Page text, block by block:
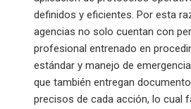
definidos y eficientes. Por esta
agencias no solo cuentan con
profesional entrenado en
estándar y manejo de
que también entregan
precisos de cada acción, lo cual